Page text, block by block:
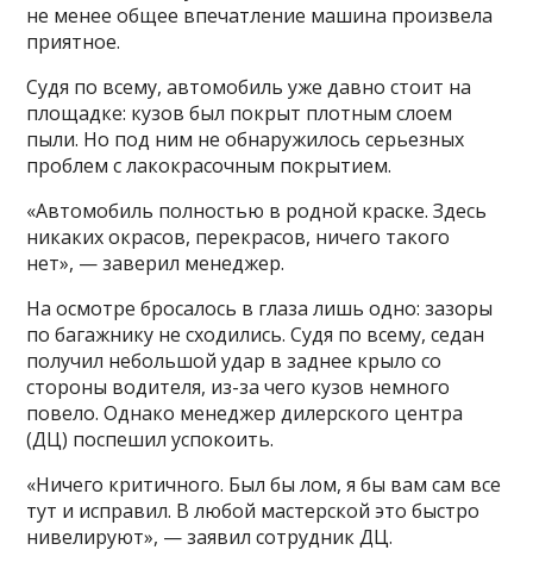
не менее общее впечатление машина произвела
приятное.
Судя по всему, автомобиль уже давно стоит на
площадке: кузов был покрыт плотным слоем
пыли. Но под ним не обнаружилось серьезных
проблем с лакокрасочным покрытием.
«Автомобиль полностью в родной краске. Здесь
никаких окрасов, перекрасов, ничего такого
нет», — заверил менеджер.
На осмотре бросалось в глаза лишь одно: зазоры
по багажнику не сходились. Судя по всему, седан
получил небольшой удар в заднее крыло со
стороны водителя, из-за чего кузов немного
повело. Однако менеджер дилерского центра
(ДЦ) поспешил успокоить.
«Ничего критичного. Был бы лом, я бы вам сам все
тут и исправил. В любой мастерской это быстро
нивелируют», — заявил сотрудник ДЦ.